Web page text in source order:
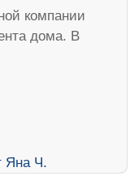
компании
дома. В